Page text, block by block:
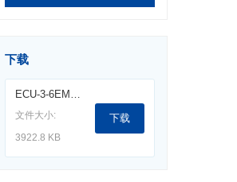
下载
ECU-3-6EMC测试和控制单元.pdf
文件大小:
3922.8 KB
下载